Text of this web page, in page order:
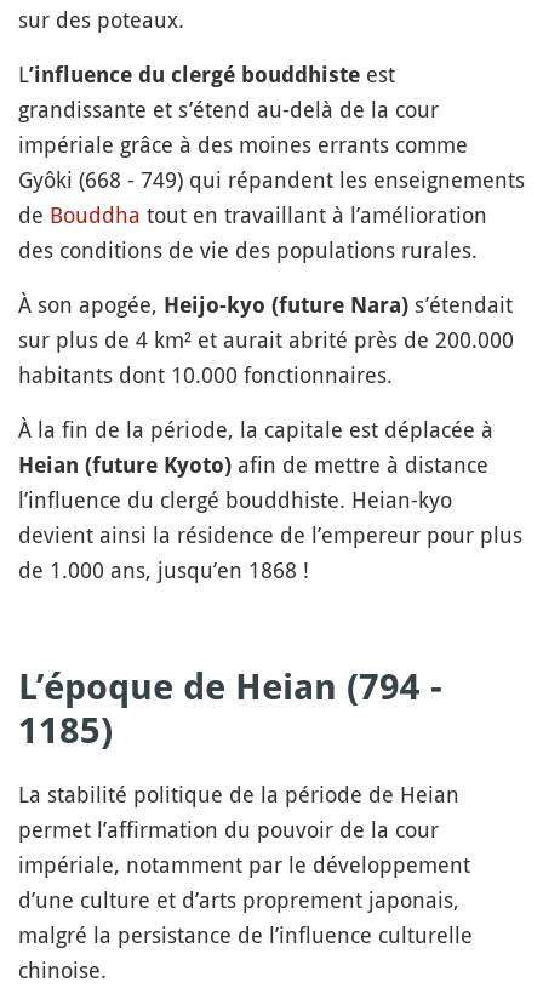
sur des poteaux.
L’influence du clergé bouddhiste est
grandissante et s’étend au-delà de la cour
impériale grâce à des moines errants comme
Gyôki (668 - 749) qui répandent les enseignements
de Bouddha tout en travaillant à l’amélioration
des conditions de vie des populations rurales.
À son apogée, Heijo-kyo (future Nara) s’étendait
sur plus de 4 km² et aurait abrité près de 200.000
habitants dont 10.000 fonctionnaires.
À la fin de la période, la capitale est déplacée à
Heian (future Kyoto) afin de mettre à distance
l’influence du clergé bouddhiste. Heian-kyo
devient ainsi la résidence de l’empereur pour plus
de 1.000 ans, jusqu’en 1868 !
L’époque de Heian (794 -
1185)
La stabilité politique de la période de Heian
permet l’affirmation du pouvoir de la cour
impériale, notamment par le développement
d’une culture et d’arts proprement japonais,
malgré la persistance de l’influence culturelle
chinoise.